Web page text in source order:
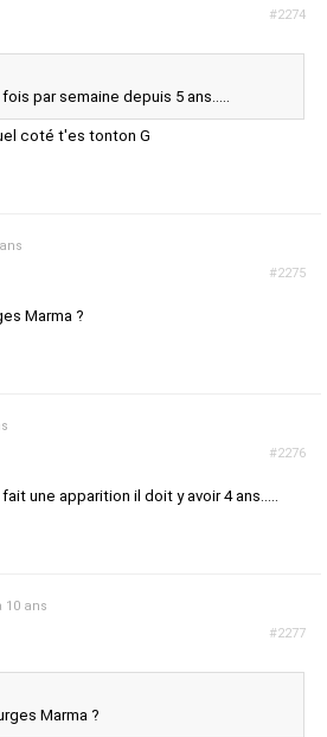
#2274
par semaine depuis 5 ans.....
coté t'es tonton G
#2275
Marma ?
#2276
une apparition il doit y avoir 4 ans.....
#2277
10 ans
Marma ?